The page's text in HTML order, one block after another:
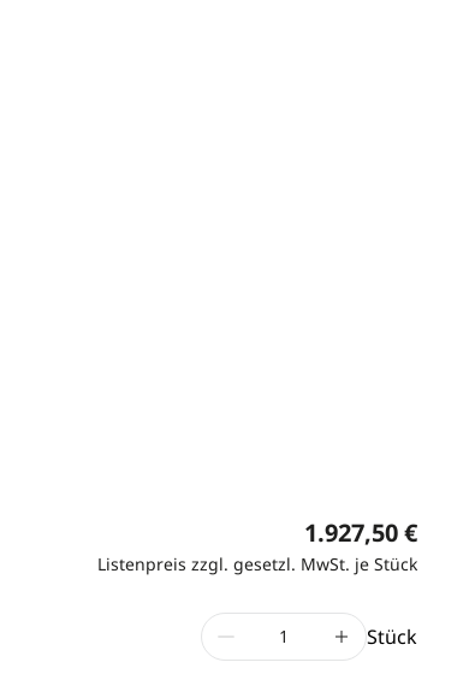
1.927,50 €
Listenpreis zzgl. gesetzl. MwSt. je Stück
Stück